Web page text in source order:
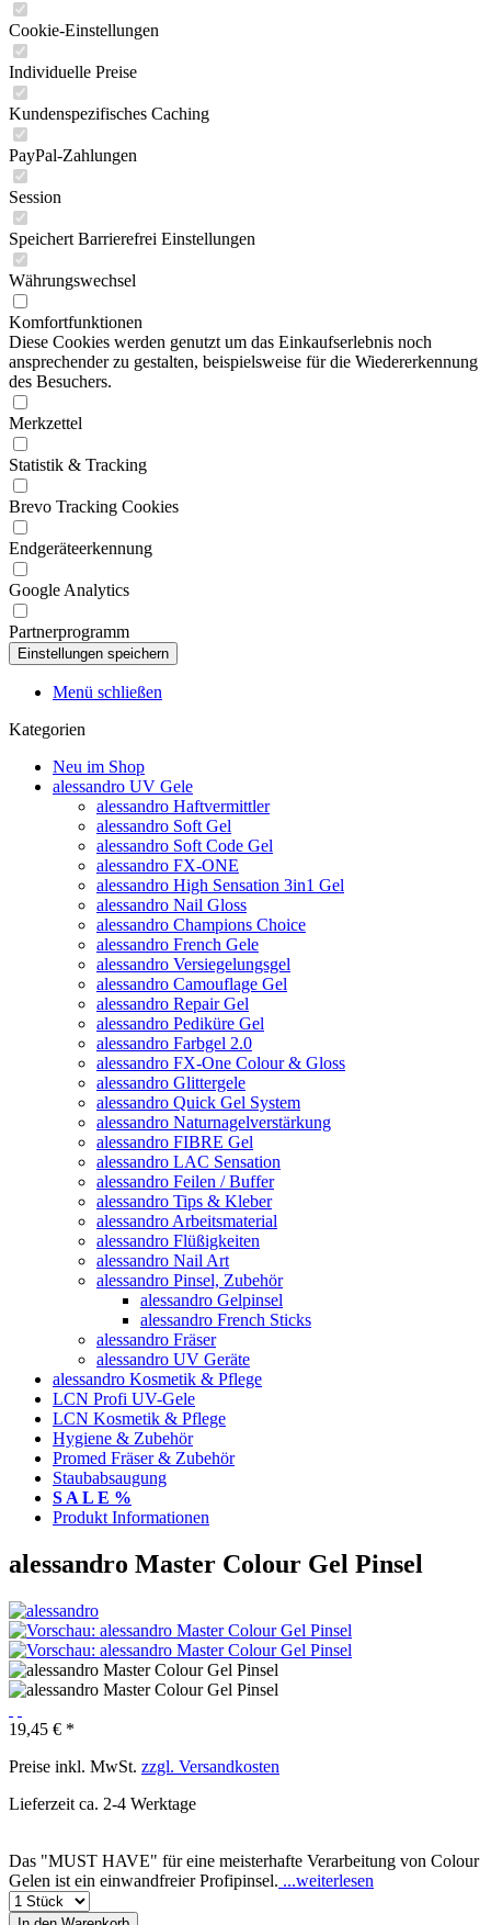
Cookie-Einstellungen
Individuelle Preise
Kundenspezifisches Caching
PayPal-Zahlungen
Session
Speichert Barrierefrei Einstellungen
Währungswechsel
Komfortfunktionen
Diese Cookies werden genutzt um das Einkaufserlebnis noch
ansprechender zu gestalten, beispielsweise für die Wiedererkennung
des Besuchers.
Merkzettel
Statistik & Tracking
Brevo Tracking Cookies
Endgeräteerkennung
Google Analytics
Partnerprogramm
Menü schließen
Kategorien
Neu im Shop
alessandro UV Gele
alessandro Haftvermittler
alessandro Soft Gel
alessandro Soft Code Gel
alessandro FX-ONE
alessandro High Sensation 3in1 Gel
alessandro Nail Gloss
alessandro Champions Choice
alessandro French Gele
alessandro Versiegelungsgel
alessandro Camouflage Gel
alessandro Repair Gel
alessandro Pediküre Gel
alessandro Farbgel 2.0
alessandro FX-One Colour & Gloss
alessandro Glittergele
alessandro Quick Gel System
alessandro Naturnagelverstärkung
alessandro FIBRE Gel
alessandro LAC Sensation
alessandro Feilen / Buffer
alessandro Tips & Kleber
alessandro Arbeitsmaterial
alessandro Flüßigkeiten
alessandro Nail Art
alessandro Pinsel, Zubehör
alessandro Gelpinsel
alessandro French Sticks
alessandro Fräser
alessandro UV Geräte
alessandro Kosmetik & Pflege
LCN Profi UV-Gele
LCN Kosmetik & Pflege
Hygiene & Zubehör
Promed Fräser & Zubehör
Staubabsaugung
S A L E %
Produkt Informationen
alessandro Master Colour Gel Pinsel
19,45 € *
Preise inkl. MwSt. zzgl. Versandkosten
Lieferzeit ca. 2-4 Werktage
Das "MUST HAVE" für eine meisterhafte Verarbeitung von Colour
Gelen ist ein einwandfreier Profipinsel. ...weiterlesen